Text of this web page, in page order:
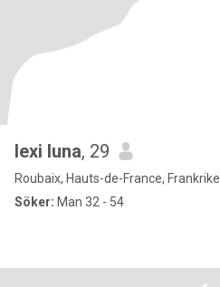
lexi luna, 29
Roubaix, Hauts-de-France, Frankrike
Söker: Man 32 - 54